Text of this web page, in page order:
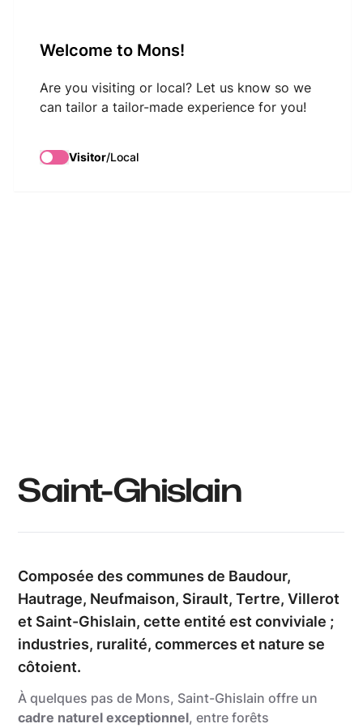
Welcome to Mons!
Are you visiting or local? Let us know so we
can tailor a tailor-made experience for you!
Visitor/Local
Saint-Ghislain
Composée des communes de Baudour,
Hautrage, Neufmaison, Sirault, Tertre, Villerot
et Saint-Ghislain, cette entité est conviviale ;
industries, ruralité, commerces et nature se
côtoient.
À quelques pas de Mons, Saint-Ghislain offre un
cadre naturel exceptionnel, entre forêts